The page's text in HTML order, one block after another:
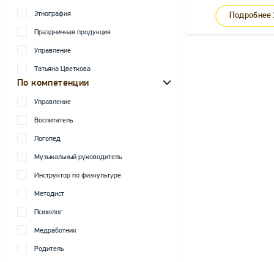
Этнография
Праздничная продукция
Управление
Татьяна Цветкова
По компетенции
Управление
Воспитатель
Логопед
Музыкальный руководитель
Инструктор по физкультуре
Методист
Психолог
Медработник
Родитель
Подробнее